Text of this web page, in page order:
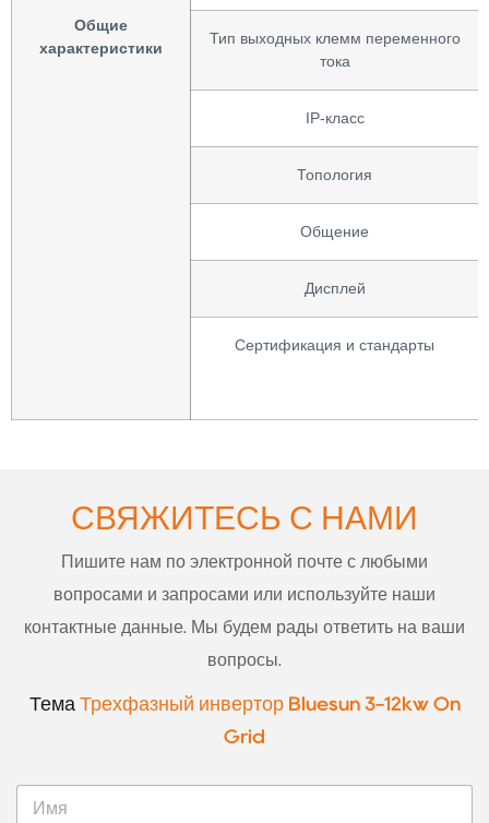
Общие
характеристики
Тип выходных клемм переменного
тока
IP-класс
Топология
Общение
Дисплей
Сертификация и стандарты
СВЯЖИТЕСЬ С НАМИ
Пишите нам по электронной почте с любыми
вопросами и запросами или используйте наши
контактные данные. Мы будем рады ответить на ваши
вопросы.
Тема Трехфазный инвертор Bluesun 3-12kw On
Grid